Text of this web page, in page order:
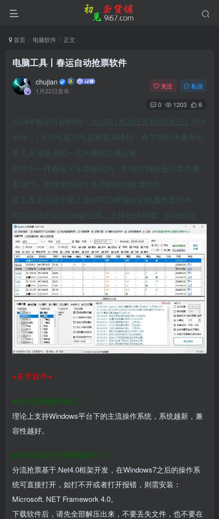
首页 电脑软件 正文
电脑工具丨春运自动抢票软件
chujian
1月22日发布
关注 私信
0 1203 8
2024年春运开始时间： 2024年1月26日开始到3月5日
,共计
40天，1月26号至28号是抢票高峰日；春节期间大量外出
务工人员返乡的一次大规模交通运输
跟往年一样春运火车票难买到，即便官网候选订票也要
看运气，推荐使用这个靠谱的自动抢票软件，
该工具是目前市面上最好用口碑最好的电脑抢票软件，
可以自动识别12306验证码，支持抢候补票、自动付款
※关于软件※
●软件支持哪些系统？
理论上支持Windows平台下的主流操作系统，系统越新，兼
容性越好。
●软件的运行所需环境是什么？
分流抢票基于.Net4.0框架开发，在Windows7之后的操作系
统可直接打开，如打不开或者打开报错，则需安装：
Microsoft. NET Framework 4.0。
下载软件后，请先全部解压出来，不要丢失文件，也不要在
登录
没有账号？立即注册
用户名或邮箱
登录密码
记住登录 找回密码| 免密登录
登录
社交账号登录
使用社交账号登录即表示同意用户协议、